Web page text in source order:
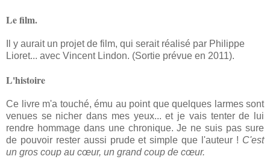
Le film.
Il y aurait un projet de film, qui serait réalisé par Philippe
Lioret... avec Vincent Lindon. (Sortie prévue en 2011).
L'histoire
Ce livre m'a touché, ému au point que quelques larmes sont
venues se nicher dans mes yeux... et je vais tenter de lui
rendre hommage dans une chronique. Je ne suis pas sure
de pouvoir rester aussi prude et simple que l'auteur ! C'est
un gros coup au cœur, un grand coup de cœur.